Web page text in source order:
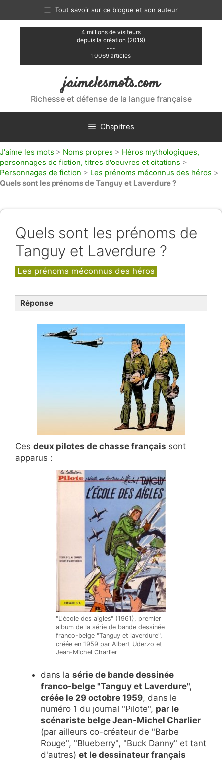
contenu
Tout savoir sur ce blogue et son auteur
4 millions de visiteurs
depuis la création (2019)
---
10069 articles
jaimelesmots.com
Richesse et défense de la langue française
Chapitres
J'aime les mots > Noms propres > Héros mythologiques,
personnages de fiction, titres d'oeuvres et citations >
Personnages de fiction > Les prénoms méconnus des héros >
Quels sont les prénoms de Tanguy et Laverdure ?
Quels sont les prénoms de
Tanguy et Laverdure ?
Catégories
Les prénoms méconnus des héros
Réponse
Ces deux pilotes de chasse français sont
apparus :
"L'école des aigles" (1961), premier
album de la série de bande dessinée
franco-belge "Tanguy et laverdure",
créée en 1959 par Albert Uderzo et
Jean-Michel Charlier
dans la série de bande dessinée
franco-belge "Tanguy et Laverdure",
créée le 29 octobre 1959, dans le
numéro 1 du journal "Pilote", par le
scénariste belge Jean-Michel Charlier
(par ailleurs co-créateur de "Barbe
Rouge", "Blueberry", "Buck Danny" et tant
d'autres) et le dessinateur français